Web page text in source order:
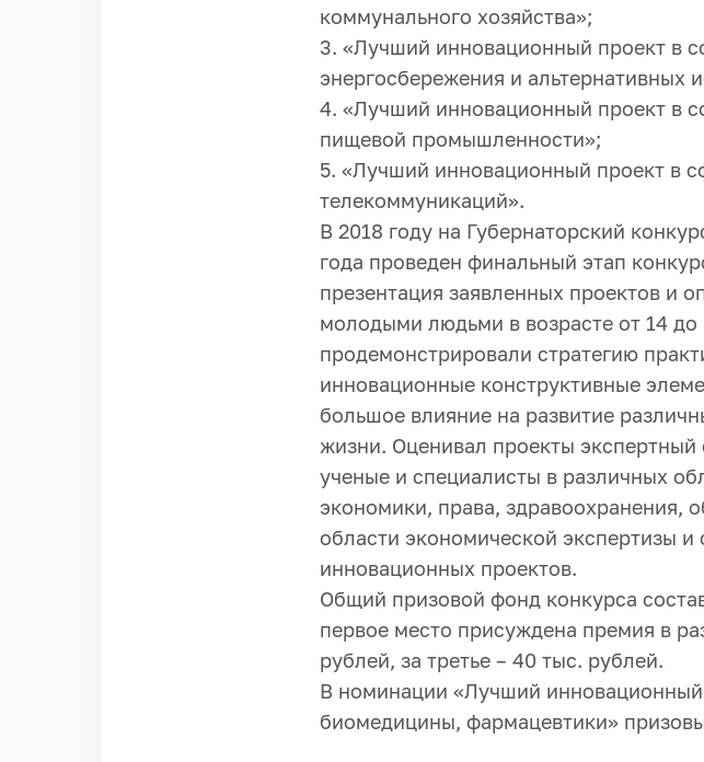
коммунального хозяйства»;
3. «Лучший инновационный проект в
энергосбережения и альтернативных
4. «Лучший инновационный проект в
пищевой промышленности»;
5. «Лучший инновационный проект в
телекоммуникаций».
В 2018 году на Губернаторский
года проведен финальный этап
презентация заявленных проектов и
молодыми людьми в возрасте от 14
продемонстрировали стратегию
инновационные конструктивные
большое влияние на развитие
жизни. Оценивал проекты экспертный
ученые и специалисты в различных
экономики, права, здравоохранения,
области экономической экспертизы
инновационных проектов.
Общий призовой фонд конкурса
первое место присуждена премия в
рублей, за третье – 40 тыс. рублей.
В номинации «Лучший
биомедицины, фармацевтики»